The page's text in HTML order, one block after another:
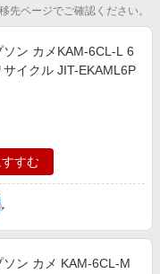
先ページでご確認ください。
ソン カメKAM-6CL-L 6
イクル JIT-EKAML6P
すむ
ソン カメ KAM-6CL-M